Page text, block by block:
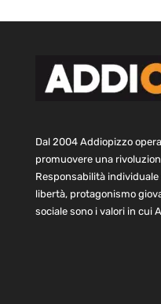
Dal 2004 Addiopizzo
promuovere una
Responsabilità
libertà, protagonismo
sociale sono i valori in cui